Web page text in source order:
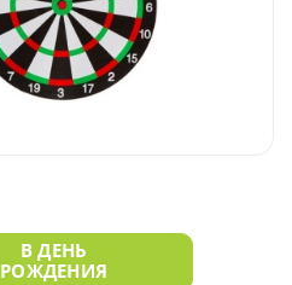
В ДЕНЬ
РОЖДЕНИЯ